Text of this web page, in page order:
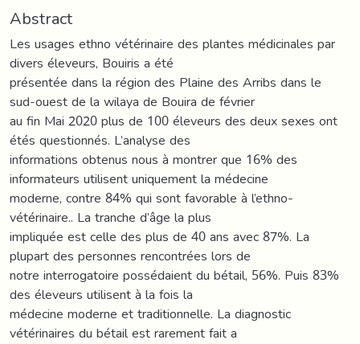
Abstract
Les usages ethno vétérinaire des plantes médicinales par
divers éleveurs, Bouiris a été
présentée dans la région des Plaine des Arribs dans le
sud-ouest de la wilaya de Bouira de février
au fin Mai 2020 plus de 100 éleveurs des deux sexes ont
étés questionnés. L’analyse des
informations obtenus nous à montrer que 16% des
informateurs utilisent uniquement la médecine
moderne, contre 84% qui sont favorable à l’ethno-
vétérinaire.. La tranche d’âge la plus
impliquée est celle des plus de 40 ans avec 87%. La
plupart des personnes rencontrées lors de
notre interrogatoire possédaient du bétail, 56%. Puis 83%
des éleveurs utilisent à la fois la
médecine moderne et traditionnelle. La diagnostic
vétérinaires du bétail est rarement fait a